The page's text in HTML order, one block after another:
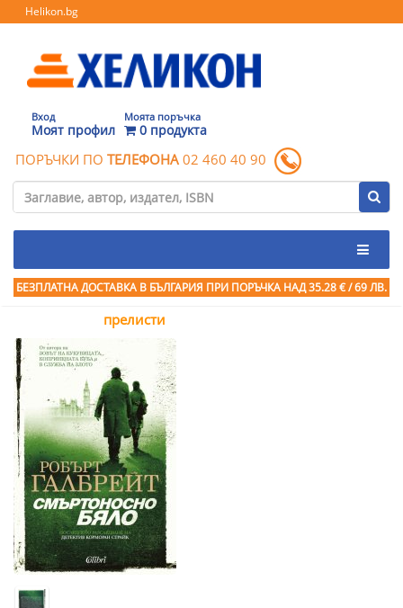
Helikon.bg
Вход
Моят профил
Моята поръчка
0 продукта
ПОРЪЧКИ ПО ТЕЛЕФОНА 02 460 40 90
БЕЗПЛАТНА ДОСТАВКА В БЪЛГАРИЯ ПРИ ПОРЪЧКА НАД 35.28 € / 69 ЛВ.
прелисти